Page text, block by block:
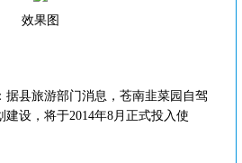
效果图
据县旅游部门消息，苍南韭菜园自驾
设，将于2014年8月正式投入使